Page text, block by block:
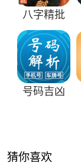
八字精批
号码吉凶
猜你喜欢